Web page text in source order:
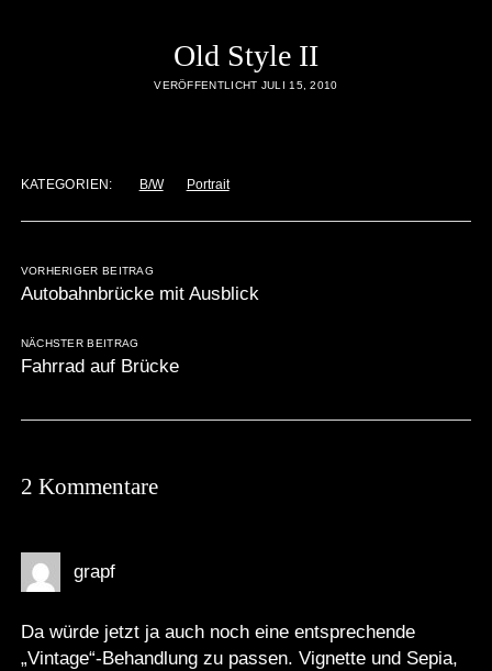
Old Style II
VERÖFFENTLICHT JULI 15, 2010
KATEGORIEN: B/W Portrait
VORHERIGER BEITRAG
Autobahnbrücke mit Ausblick
NÄCHSTER BEITRAG
Fahrrad auf Brücke
2 Kommentare
grapf
Da würde jetzt ja auch noch eine entsprechende
„Vintage“-Behandlung zu passen. Vignette und Sepia,